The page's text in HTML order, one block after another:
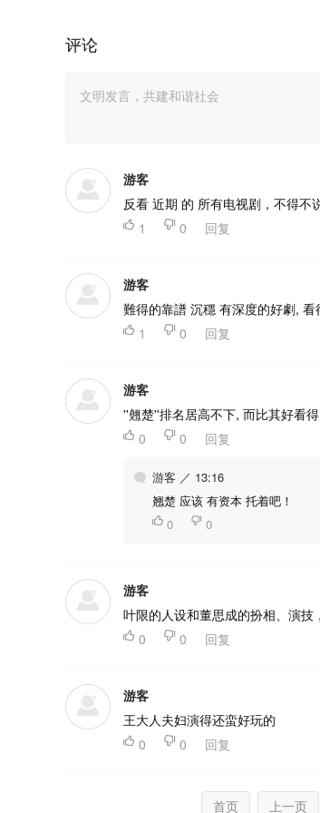
评论
游客
反看 近期 的 所有电视剧，不得不
 1  0 回复
游客
難得的靠譜 沉穩 有深度的好劇, 看
 1  0 回复
游客
''翹楚''排名居高不下, 而比其好看
 0  0 回复
游客 ／ 13:16
翘楚 应该 有资本 托着吧！
 0  0
游客
叶限的人设和董思成的扮相、演技
 0  0 回复
游客
王大人夫妇演得还蛮好玩的
 0  0 回复
首页 上一页